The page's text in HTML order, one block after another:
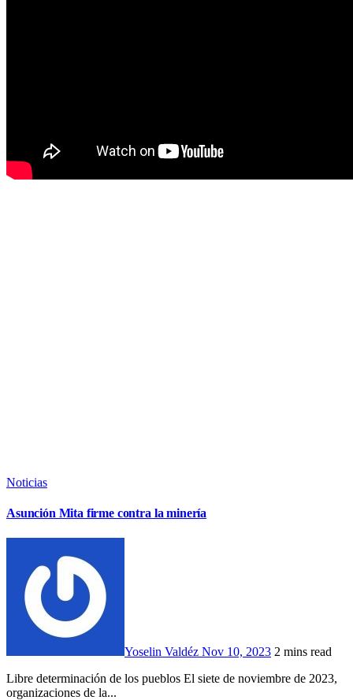
Noticias
Asunción Mita firme contra la minería
Yoselin Valdéz Nov 10, 2023 2 mins read
Libre determinación de los pueblos El siete de noviembre de 2023,
organizaciones de la...